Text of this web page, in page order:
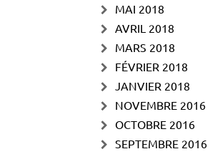
MAI 2018
AVRIL 2018
MARS 2018
FÉVRIER 2018
JANVIER 2018
NOVEMBRE 2016
OCTOBRE 2016
SEPTEMBRE 2016